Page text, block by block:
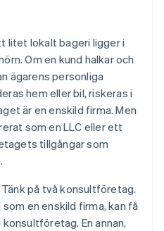
litet lokalt bageri ligger i
Om en kund halkar och
ägarens personliga
hem eller bil, riskeras i
är en enskild firma. Men
som en LLC eller ett
tillgångar som
Tänk på två konsultföretag.
en enskild firma, kan få
En annan,